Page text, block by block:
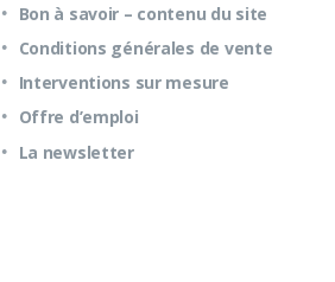
Bon à savoir – contenu du site
Conditions générales de vente
Interventions sur mesure
Offre d’emploi
La newsletter